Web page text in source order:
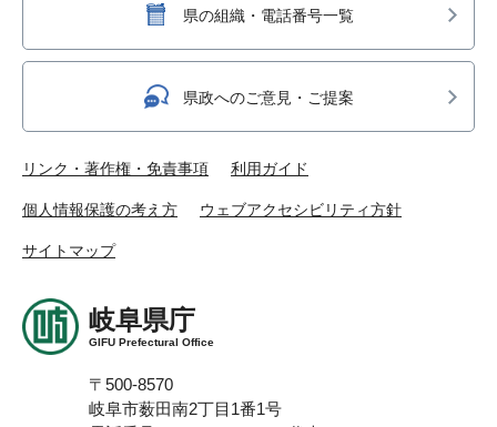
県の組織・電話番号一覧
県政へのご意見・ご提案
リンク・著作権・免責事項 利用ガイド
個人情報保護の考え方 ウェブアクセシビリティ方針
サイトマップ
岐阜県庁
GIFU Prefectural Office
〒500-8570
岐阜市薮田南2丁目1番1号